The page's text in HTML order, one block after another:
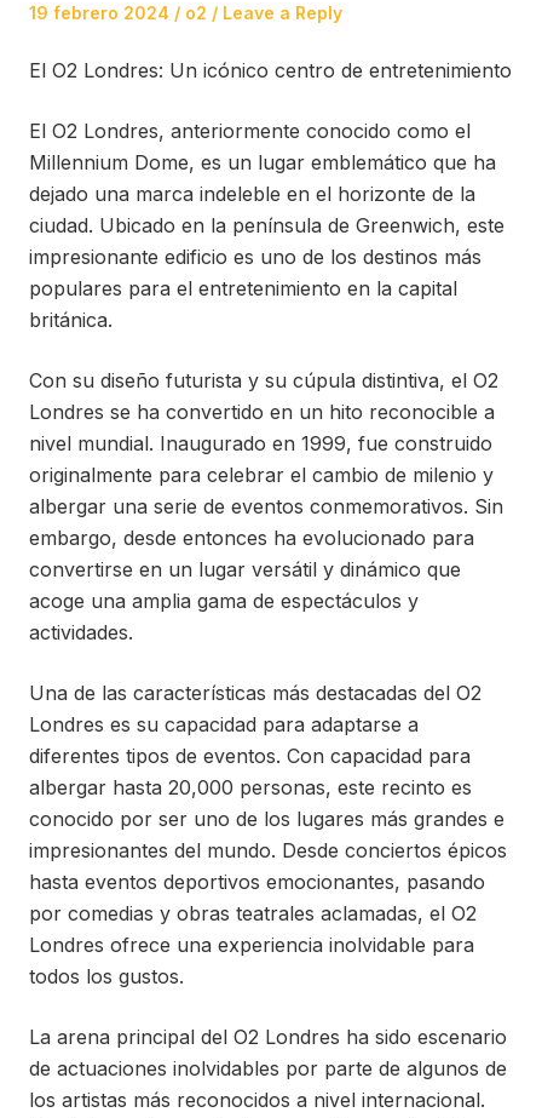
Posted
19 febrero 2024
Posted
o2 Leave a Reply
El O2 Londres: Un icónico centro de entretenimiento
El O2 Londres, anteriormente conocido como el
Millennium Dome, es un lugar emblemático que ha
dejado una marca indeleble en el horizonte de la
ciudad. Ubicado en la península de Greenwich, este
impresionante edificio es uno de los destinos más
populares para el entretenimiento en la capital
británica.
Con su diseño futurista y su cúpula distintiva, el O2
Londres se ha convertido en un hito reconocible a
nivel mundial. Inaugurado en 1999, fue construido
originalmente para celebrar el cambio de milenio y
albergar una serie de eventos conmemorativos. Sin
embargo, desde entonces ha evolucionado para
convertirse en un lugar versátil y dinámico que
acoge una amplia gama de espectáculos y
actividades.
Una de las características más destacadas del O2
Londres es su capacidad para adaptarse a
diferentes tipos de eventos. Con capacidad para
albergar hasta 20,000 personas, este recinto es
conocido por ser uno de los lugares más grandes e
impresionantes del mundo. Desde conciertos épicos
hasta eventos deportivos emocionantes, pasando
por comedias y obras teatrales aclamadas, el O2
Londres ofrece una experiencia inolvidable para
todos los gustos.
La arena principal del O2 Londres ha sido escenario
de actuaciones inolvidables por parte de algunos de
los artistas más reconocidos a nivel internacional.